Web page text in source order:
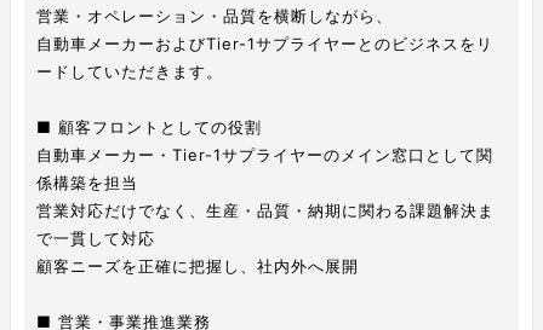
営業・オペレーション・品質を横断しながら、
自動車メーカーおよびTier-1サプライヤーとのビジネスをリ
ードしていただきます。
■ 顧客フロントとしての役割
自動車メーカー・Tier-1サプライヤーのメイン窓口として関
係構築を担当
営業対応だけでなく、生産・品質・納期に関わる課題解決ま
で一貫して対応
顧客ニーズを正確に把握し、社内外へ展開
■ 営業・事業推進業務